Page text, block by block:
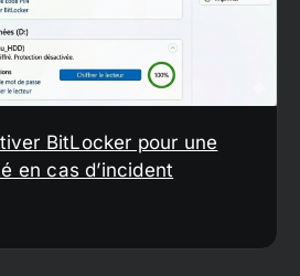
BitLocker pour une
en cas d’incident